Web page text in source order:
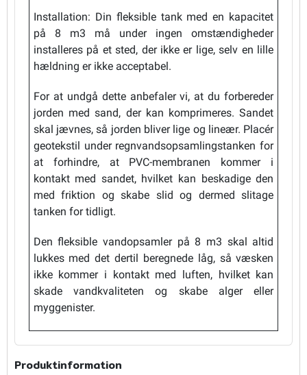
Installation: Din fleksible tank med en kapacitet
på 8 m3 må under ingen omstændigheder
installeres på et sted, der ikke er lige, selv en lille
hældning er ikke acceptabel.
For at undgå dette anbefaler vi, at du forbereder
jorden med sand, der kan komprimeres. Sandet
skal jævnes, så jorden bliver lige og lineær. Placér
geotekstil under regnvandsopsamlingstanken for
at forhindre, at PVC-membranen kommer i
kontakt med sandet, hvilket kan beskadige den
med friktion og skabe slid og dermed slitage
tanken for tidligt.
Den fleksible vandopsamler på 8 m3 skal altid
lukkes med det dertil beregnede låg, så væsken
ikke kommer i kontakt med luften, hvilket kan
skade vandkvaliteten og skabe alger eller
myggenister.
Produktinformation